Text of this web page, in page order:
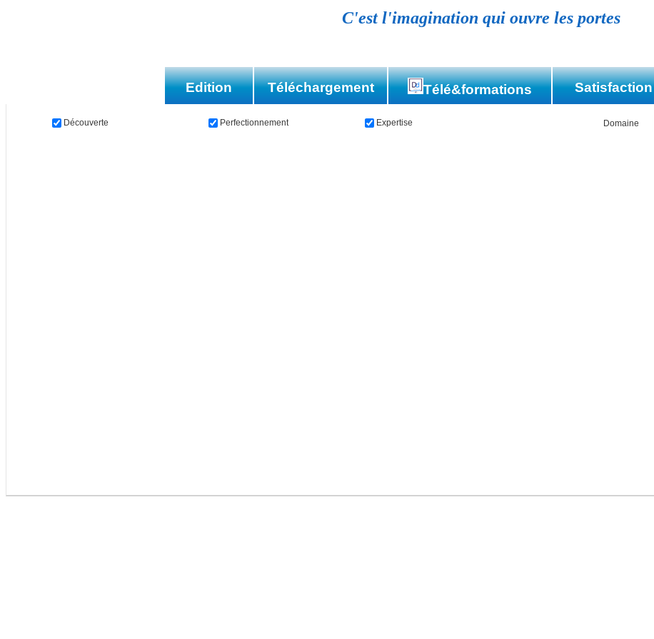
Edition
Les méthodes
Téléchargement Télé&formations Satisfaction
Références
C'est l'imagination qui ouvre les portes
Découverte Perfectionnement Expertise Domaine